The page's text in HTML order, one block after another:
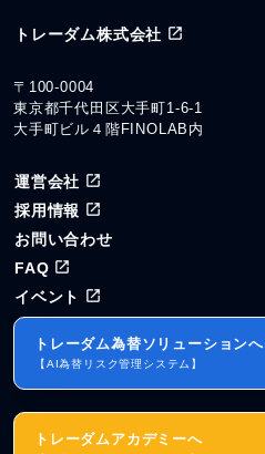
トレーダム株式会社
〒100-0004
東京都千代田区大手町1-6-1
大手町ビル４階FINOLAB内
運営会社
採用情報
お問い合わせ
FAQ
イベント
トレーダム為替ソリューションへ
【AI為替リスク管理システム】
トレーダムアカデミーへ